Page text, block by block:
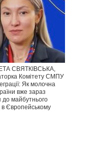
СВЯТКІВСЬКА,
Комітету СМПУ
Як молочна
вже зараз
до майбутнього
в Європейському